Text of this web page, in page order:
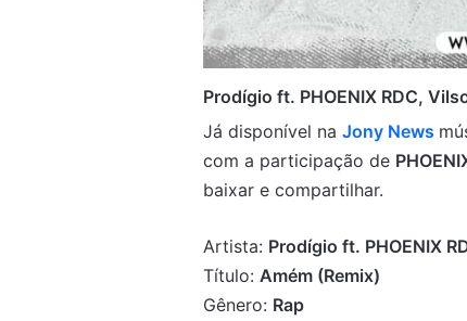
Prodígio ft. PHOENIX RDC,
Já disponível na Jony News
com a participação de
baixar e compartilhar.
Artista: Prodígio ft. PHOENIX
Título: Amém (Remix)
Gênero: Rap